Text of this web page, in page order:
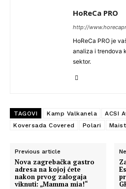
HoReCa PRO
http://
HoReCa PRO je
analiza i trendova
sektor.
TAGOVI Kamp Valkanela
ACSI
Koversada Covered
Polari
Previous article
Nova zagrebačka gastro
adresa na kojoj ćete
nakon prvog zalogaja
viknuti: „Mamma mia!“